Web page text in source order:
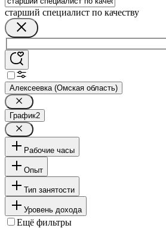
старший специалист по качеству
Алексеевка (Омская область)
График2
Рабочие часы
Опыт
Тип занятости
Уровень дохода
Ещё фильтры